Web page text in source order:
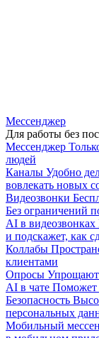
Мессенджер
Для работы без
Мессенджер
людей
Каналы Удобно
вовлекать новых
Видеозвонки
Без ограничений
AI в видеозвонках
и подскажет, как
Коллабы
клиентами
Опросы Упрощают
AI в чате Поможет
Безопасность
персональных
Мобильный